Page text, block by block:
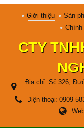
Giới thiệu Sản
Chính
CTY
Địa chỉ: Số 326,
Điện thoại: 0909